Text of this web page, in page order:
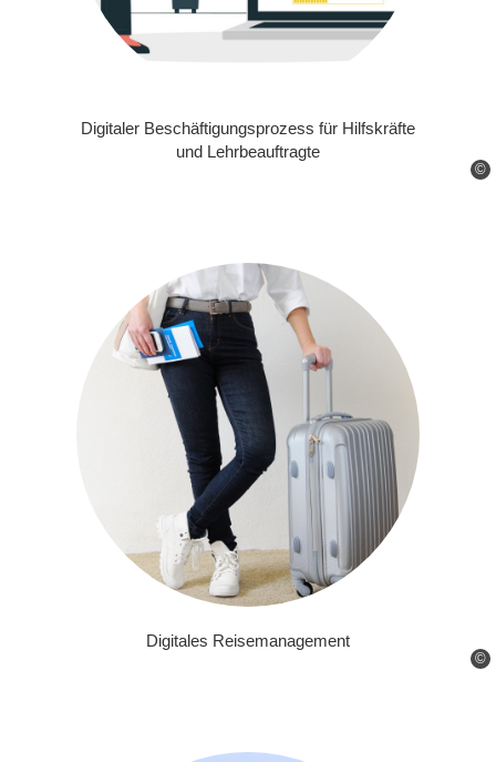
©
Digitaler Beschäftigungsprozess für Hilfskräfte
und Lehrbeauftragte
©
Digitales Reisemanagement